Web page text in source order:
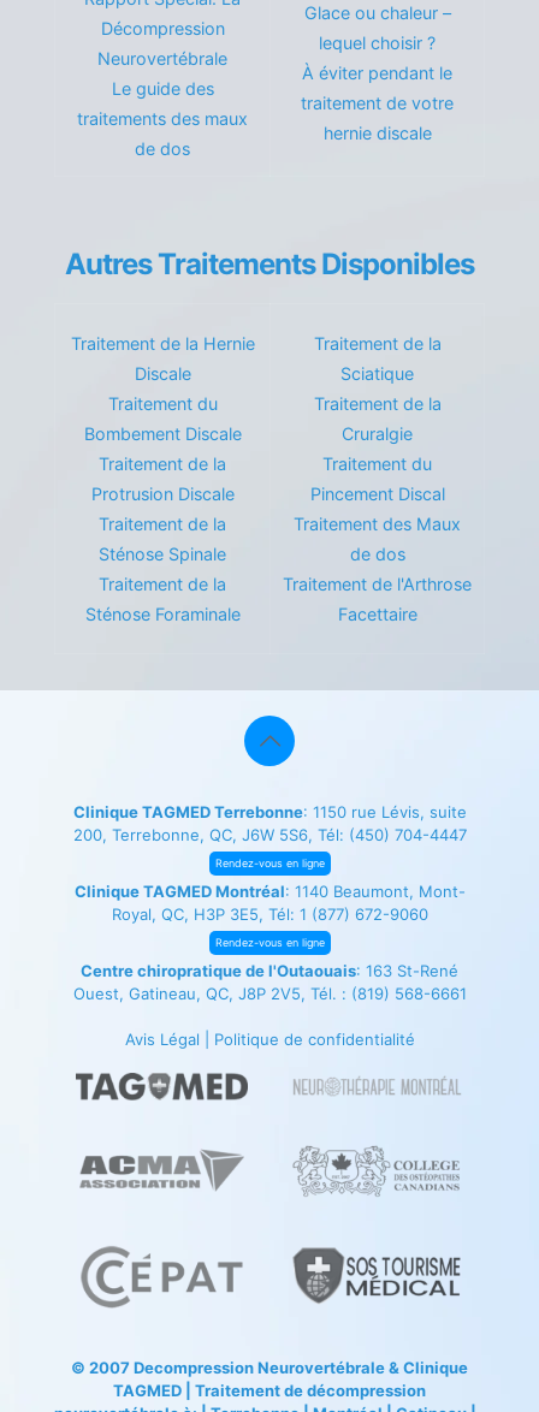
Décompression
Neurovertébrale
Le guide des
traitements des maux
de dos
Glace ou chaleur –
lequel choisir ?
À éviter pendant le
traitement de votre
hernie discale
Autres Traitements Disponibles
Traitement de la Hernie
Discale
Traitement du
Bombement Discale
Traitement de la
Protrusion Discale
Traitement de la
Sténose Spinale
Traitement de la
Sténose Foraminale
Traitement de la
Sciatique
Traitement de la
Cruralgie
Traitement du
Pincement Discal
Traitement des Maux
de dos
Traitement de l'Arthrose
Facettaire
Clinique TAGMED Terrebonne: 1150 rue Lévis, suite
200, Terrebonne, QC, J6W 5S6, Tél: (450) 704-4447
Rendez-vous en ligne
Clinique TAGMED Montréal: 1140 Beaumont, Mont-
Royal, QC, H3P 3E5, Tél: 1 (877) 672-9060
Rendez-vous en ligne
Centre chiropratique de l'Outaouais: 163 St-René
Ouest, Gatineau, QC, J8P 2V5, Tél. : (819) 568-6661
Avis Légal Politique de confidentialité
© 2007Decompression Neurovertébrale& Clinique
TAGMED | Traitement de décompression